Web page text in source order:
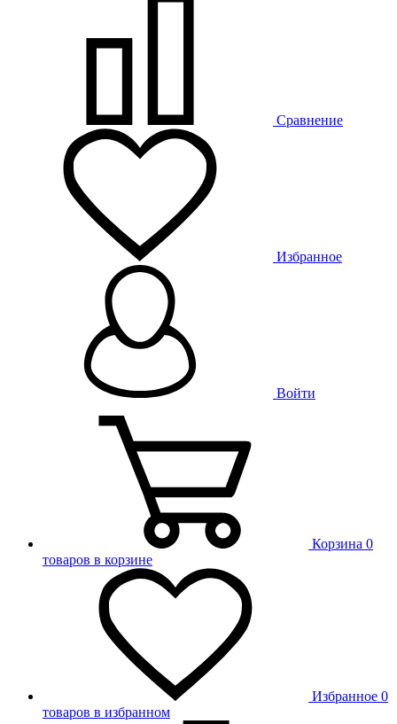
Сравнение
Избранное
Войти
Корзина 0
товаров в корзине
Избранное 0
товаров в избранном